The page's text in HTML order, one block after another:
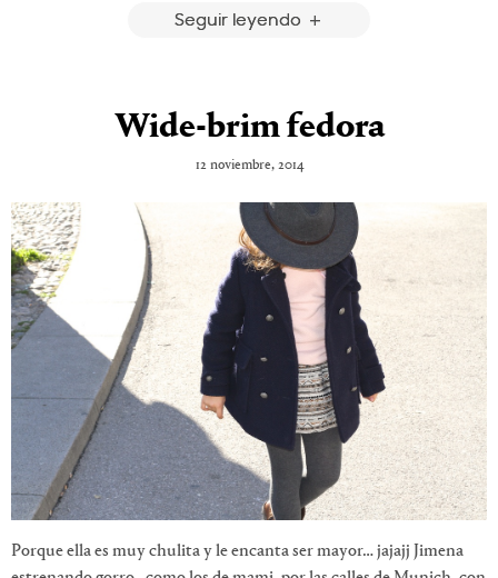
Seguir leyendo
Wide-brim fedora
12 noviembre, 2014
Porque ella es muy chulita y le encanta ser mayor… jajajj Jimena